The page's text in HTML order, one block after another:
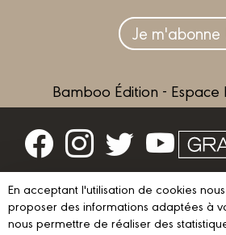
Je m'abonne
Bamboo Édition - Espace
Contactez-
Devenir
En acceptant l'utilisation de cookies
proposer des informations adaptées à
nous permettre de réaliser des